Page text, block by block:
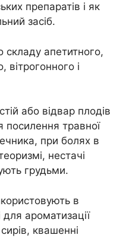
препаратів і як
засіб.
апетитного,
вітрогонного і
або відвар плодів
посилення травної
при болях в
нестачі
грудьми.
в
ароматизації
квашенні